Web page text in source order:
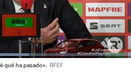
/ Duration
0:22
está silenciado, puedes
desde la barra de control
qué ha pasado». RFEF